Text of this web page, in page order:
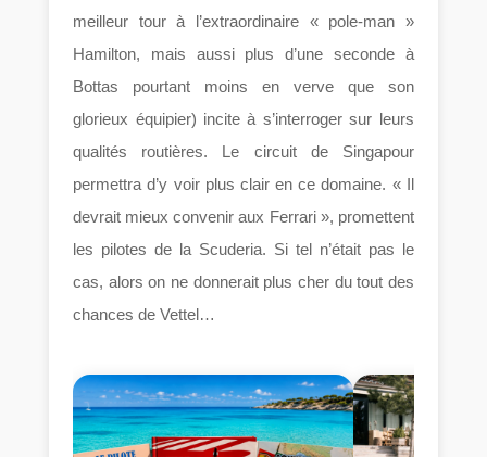
meilleur tour à l’extraordinaire « pole-man »
Hamilton, mais aussi plus d’une seconde à
Bottas pourtant moins en verve que son
glorieux équipier) incite à s’interroger sur leurs
qualités routières. Le circuit de Singapour
permettra d’y voir plus clair en ce domaine. « Il
devrait mieux convenir aux Ferrari », promettent
les pilotes de la Scuderia. Si tel n’était pas le
cas, alors on ne donnerait plus cher du tout des
chances de Vettel…